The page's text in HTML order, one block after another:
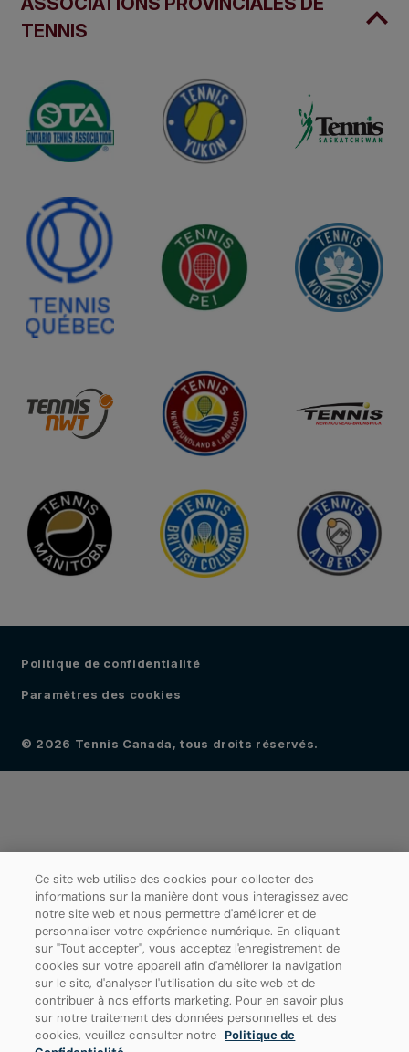
TENNIS
Politique de confidentialité
Paramètres des cookies
© 2026 Tennis Canada, tous droits réservés.
Ce site web utilise des cookies pour collecter des
informations sur la manière dont vous interagissez avec
notre site web et nous permettre d'améliorer et de
personnaliser votre expérience numérique. En cliquant
sur "Tout accepter", vous acceptez l'enregistrement de
cookies sur votre appareil afin d'améliorer la navigation
sur le site, d'analyser l'utilisation du site web et de
contribuer à nos efforts marketing. Pour en savoir plus
sur notre traitement des données personnelles et des
cookies, veuillez consulter notre Politique de